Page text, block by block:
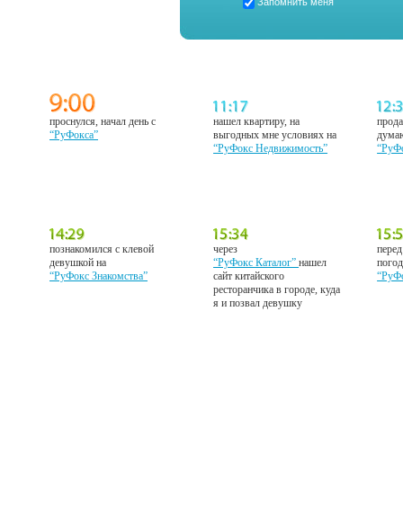
проснулся, начал день с
“РуФокса”
нашел квартиру, на
выгодных мне условиях на
“РуФокс Недвижимость”
познакомился с клевой
девушкой на
“РуФокс Знакомства”
через
“РуФокс Каталог”нашел
сайт китайского
ресторанчика в городе, куда
я и позвал девушку